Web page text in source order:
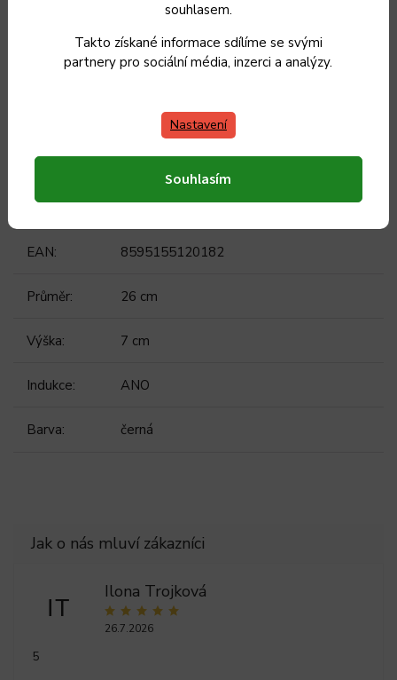
souhlasem.
Takto získané informace sdílíme se svými
partnery pro sociální média, inzerci a analýzy.
Nastavení
Souhlasím
Doplňkové parametry
Záruka
Hmotnost: 1.23 kg
EAN: 8595155120182
Průměr: 26 cm
Výška: 7 cm
Indukce: ANO
Barva: černá
IT
Ilona Trojková
26.7.2026
5